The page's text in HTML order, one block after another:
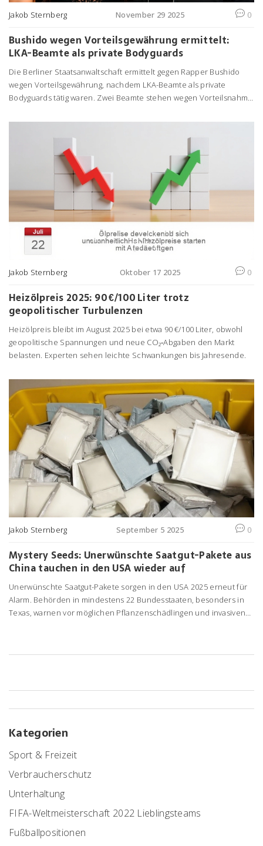
Jakob Sternberg November 29 2025 0
Bushido wegen Vorteilsgewährung ermittelt:
LKA-Beamte als private Bodyguards
Die Berliner Staatsanwaltschaft ermittelt gegen Rapper Bushido
wegen Vorteilsgewährung, nachdem LKA-Beamte als private
Bodyguards tätig waren. Zwei Beamte stehen wegen Vorteilsnahme
Polizeidienst.
Jakob Sternberg Oktober 17 2025 0
Heizölpreis 2025: 90 €/100 Liter trotz
geopolitischer Turbulenzen
Heizölpreis bleibt im August 2025 bei etwa 90 €/100 Liter, obwohl
geopolitische Spannungen und neue CO₂‑Abgaben den Markt
belasten. Experten sehen leichte Schwankungen bis Jahresende.
Jakob Sternberg September 5 2025 0
Mystery Seeds: Unerwünschte Saatgut-Pakete aus
China tauchen in den USA wieder auf
Unerwünschte Saatgut-Pakete sorgen in den USA 2025 erneut für
Alarm. Behörden in mindestens 22 Bundesstaaten, besonders in
Texas, warnen vor möglichen Pflanzenschädlingen und invasiven
Kategorien
Sport & Freizeit
Verbraucherschutz
Unterhaltung
FIFA-Weltmeisterschaft 2022 Lieblingsteams
Fußballpositionen